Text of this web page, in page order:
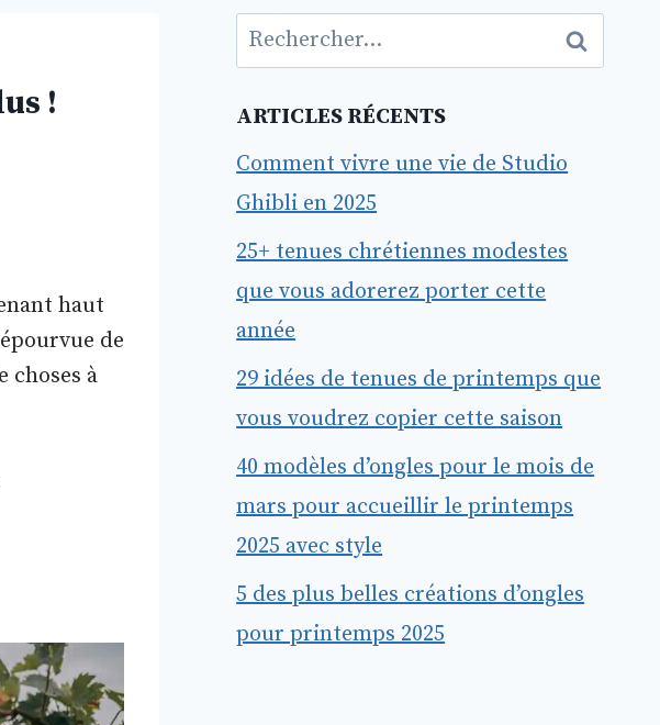
!
haut
de
choses à
Rechercher :
ARTICLES RÉCENTS
Comment vivre une vie de Studio
Ghibli en 2025
25+ tenues chrétiennes modestes
que vous adorerez porter cette
année
29 idées de tenues de printemps que
vous voudrez copier cette saison
40 modèles d’ongles pour le mois de
mars pour accueillir le printemps
2025 avec style
5 des plus belles créations d’ongles
pour printemps 2025